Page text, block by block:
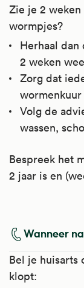
Het is te
Ook is het
voorkomen.
Kijk
Zie je 2
wormpjes?
Herhaal dan
2 weken
Zorg dat
wormenkuur
Volg de
wassen,
Bespreek het
2 jaar is en
larven,
Wanneer
Bel je huisarts
klopt: